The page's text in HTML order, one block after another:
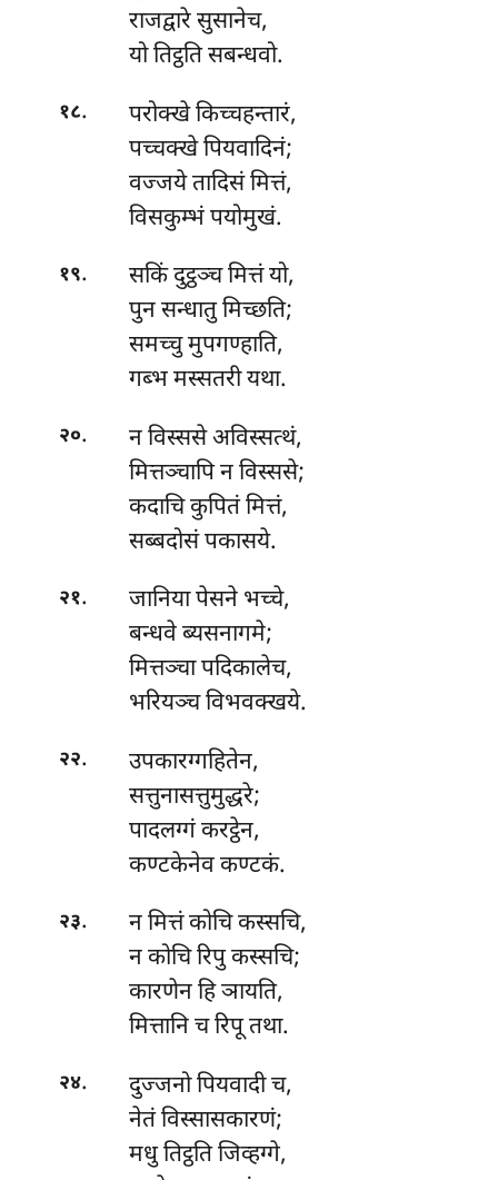
राजद्वारे सुसानेच,
यो तिट्ठति सबन्धवो.
१८.
परोक्खे किच्चहन्तारं,
पच्चक्खे पियवादिनं;
वज्जये तादिसं मित्तं,
विसकुम्भं पयोमुखं.
१९. सकिंदुट्ठञ्च मित्तं यो,
पुन सन्धातु मिच्छति;
समच्चु मुपगण्हाति,
गब्भ मस्सतरी यथा.
२०. नविस्ससे अविस्सत्थं,
मित्तञ्चापि न विस्ससे;
कदाचि कुपितं मित्तं,
सब्बदोसं पकासये.
२१. जानियापेसने भच्चे,
बन्धवे ब्यसनागमे;
मित्तञ्चा पदिकालेच,
भरियञ्च विभवक्खये.
२२.
उपकारग्गहितेन,
सत्तुनासत्तुमुद्धरे;
पादलग्गं करट्ठेन,
कण्टकेनेव कण्टकं.
२३. नमित्तं कोचि कस्सचि,
न कोचि रिपु कस्सचि;
कारणेन हि ञायति,
मित्तानि च रिपू तथा.
२४. दुज्जनोपियवादी च,
नेतं विस्सासकारणं;
मधु तिट्ठति जिव्हग्गे,